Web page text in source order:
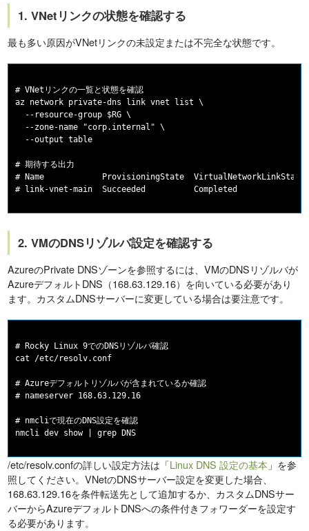
1. VNetリンクの状態を確認する
最も多い原因がVNetリンクの未設定または不完全な状態です。
# VNetリンクの一覧と状態を確認
az network private-dns link vnet list \
  --resource-group $RG \
  --zone-name "corp.internal" \
  --output table
# 期待する出力
# Name            ProvisioningState  VirtualNetworkLinkState
2. VMのDNSリゾルバ設定を確認する
AzureのPrivate DNSゾーンを参照するには、VMのDNSリゾルバが
AzureデフォルトDNS（168.63.129.16）を向いている必要があり
ます。カスタムDNSサーバーに変更している場合は要注意です。
# Rocky Linux 9でのDNSリゾルバ確認
cat /etc/resolv.conf
# Azureデフォルトリゾルバが含まれているか確認
# nameserver 168.63.129.16
# nmcliで現在のDNS設定を確認
/etc/resolv.confの詳しい設定方法は「Linux DNS 設定の基本 」を参
照してください。VNetのDNSサーバー設定を変更した場合、
168.63.129.16を条件転送先として追加するか、カスタムDNSサー
バーからAzureデフォルトDNSへの条件付きフォワーダーを設定す
る必要があります。